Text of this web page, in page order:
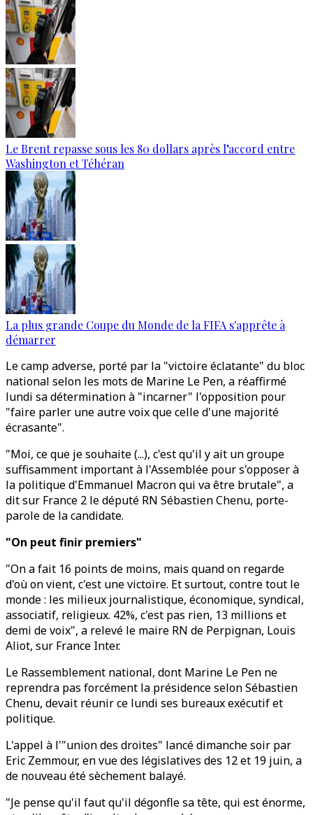
Le Brent repasse sous les 80 dollars après l’accord entre
Washington et Téhéran
La plus grande Coupe du Monde de la FIFA s'apprête à
démarrer
Le camp adverse, porté par la "victoire éclatante" du bloc
national selon les mots de Marine Le Pen, a réaffirmé
lundi sa détermination à "incarner" l'opposition pour
"faire parler une autre voix que celle d'une majorité
écrasante".
"Moi, ce que je souhaite (...), c'est qu'il y ait un groupe
suffisamment important à l'Assemblée pour s'opposer à
la politique d'Emmanuel Macron qui va être brutale", a
dit sur France 2 le député RN Sébastien Chenu, porte-
parole de la candidate.
"On peut finir premiers"
"On a fait 16 points de moins, mais quand on regarde
d'où on vient, c'est une victoire. Et surtout, contre tout le
monde : les milieux journalistique, économique, syndical,
associatif, religieux. 42%, c'est pas rien, 13 millions et
demi de voix", a relevé le maire RN de Perpignan, Louis
Aliot, sur France Inter.
Le Rassemblement national, dont Marine Le Pen ne
reprendra pas forcément la présidence selon Sébastien
Chenu, devait réunir ce lundi ses bureaux exécutif et
politique.
L'appel à l'"union des droites" lancé dimanche soir par
Eric Zemmour, en vue des législatives des 12 et 19 juin, a
de nouveau été sèchement balayé.
"Je pense qu'il faut qu'il dégonfle sa tête, qui est énorme,